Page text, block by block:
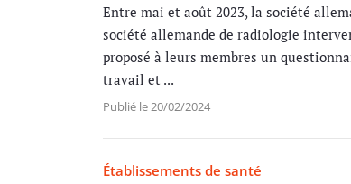
Entre mai et août 2023, la société
société allemande de radiologie
proposé à leurs membres un
travail et ...
Publié le 20/02/2024
Établissements de santé